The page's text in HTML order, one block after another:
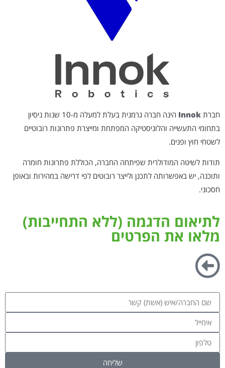
חברת Innok
הינה חברה גרמנית בעלת למעלה מ-10 שנות ניסיון
בתחומי התעשייה והלוגיסטיקה המפתחת ומייצרת פתרונות רובוטיים
לשטחי חוץ ופנים.
תודות לשיטה המודולרית שפיתחה החברה, הכוללת פתרונות חומרה
ותוכנה, יש באפשרותה לתכנן ולייצר רובוטים לפי דרישה במהירות ובאופן
חסכוני.
לתיאום הדגמה (ללא התחייבות)
מלאו את הפרטים
שליחה